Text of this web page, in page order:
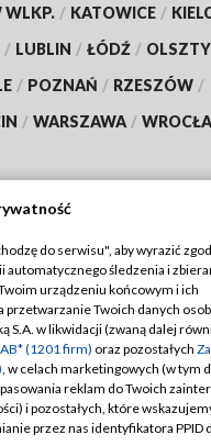
WLKP. / KATOWICE /
/ LUBLIN / ŁÓDŹ /
/ POZNAŃ / RZESZÓW /
/ WARSZAWA /
TVP
TVP
Cyfrowa
Regulamin TVP
Polityka prywatności
Moje zgody
Pomoc
do serwisu", aby wyrazić
śledzenia i
urządzeniu końcowym i ich
przetwarzanie Twoich danych
S.A. w likwidacji (zwaną dalej
(1201 firm) oraz pozostałych
, w celach marketingowych (w tym
reklam do Twoich
i pozostałych, które
przez nas identyfikatora PPID